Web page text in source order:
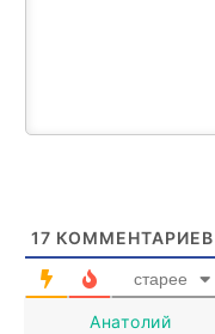
17 КОММЕНТАРИЕВ
старее
Анатолий